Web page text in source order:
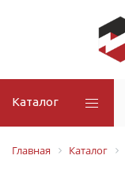
Каталог
Главная
Каталог